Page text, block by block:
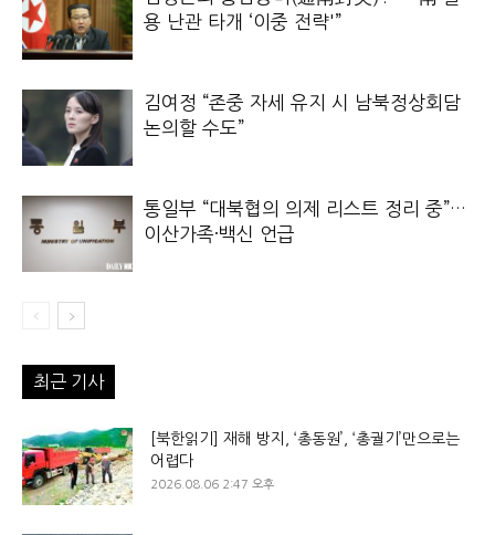
용 난관 타개 ‘이중 전략'”
김여정 “존중 자세 유지 시 남북정상회담
논의할 수도”
통일부 “대북협의 의제 리스트 정리 중”…
이산가족·백신 언급
최근 기사
[북한읽기] 재해 방지, ‘총동원’, ‘총궐기’만으로는
어렵다
2026.08.06 2:47 오후